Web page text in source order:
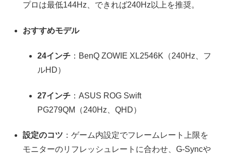
プロは最低144Hz、できれば240Hz以上を推奨。
おすすめモデル
24インチ ：BenQ ZOWIE XL2546K（240Hz、フ
ルHD）
27インチ ：ASUS ROG Swift
PG279QM（240Hz、QHD）
設定のコツ ：ゲーム内設定でフレームレート上限を
モニターのリフレッシュレートに合わせ、G-Syncや